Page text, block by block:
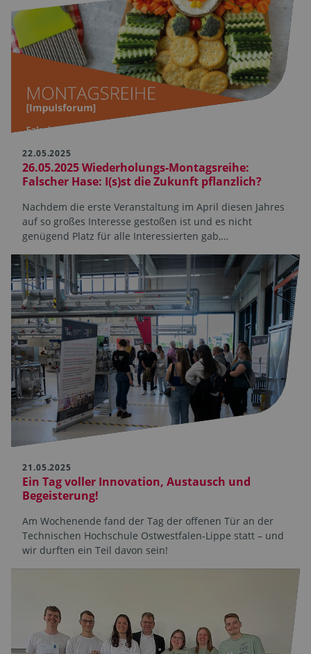
22.05.2025
26.05.2025 Wiederholungs-Montagsreihe:
Falscher Hase: I(s)st die Zukunft pflanzlich?
Nachdem die erste Veranstaltung im April diesen Jahres
auf so großes Interesse gestoßen ist und es nicht
genügend Platz für alle Interessierten gab,…
21.05.2025
Ein Tag voller Innovation, Austausch und
Begeisterung!
Am Wochenende fand der Tag der offenen Tür an der
Technischen Hochschule Ostwestfalen-Lippe statt – und
wir durften ein Teil davon sein!